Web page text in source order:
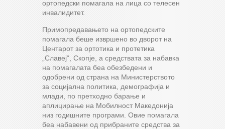
ортопедски помагала на лица со телесен
инвалидитет.
Примопредавањето на ортопедските
помагала беше извршено во дворот на
Центарот за ортотика и протетика
„Славеј“, Скопје, а средствата за набавка
на помагалата беа обезбедени и
одобрени од страна на Министерството
за социјална политика, демографија и
млади, по претходно барање и
аплицирање на Мобилност Македонија
низ годишните програми. Овие помагала
беа набавени од прибраните средства за